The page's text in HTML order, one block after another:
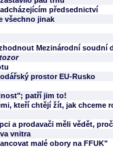
předsednictví
všechno jinak
Mezinárodní soudní
prostor EU-Rusko
patří jim to!
kteří chtějí žít, jak chceme
a prodavači měli vědět,
vnitra
malé obory na FFUK"